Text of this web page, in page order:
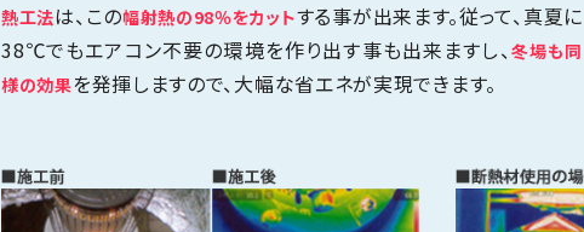
熱工法は、この幅射熱の98％をカットする事が出来ます。従って、真夏に
38℃でもエアコン不要の環境を作り出す事も出来ますし、冬場も同
様の効果を発揮しますので、大幅な省エネが実現できます。